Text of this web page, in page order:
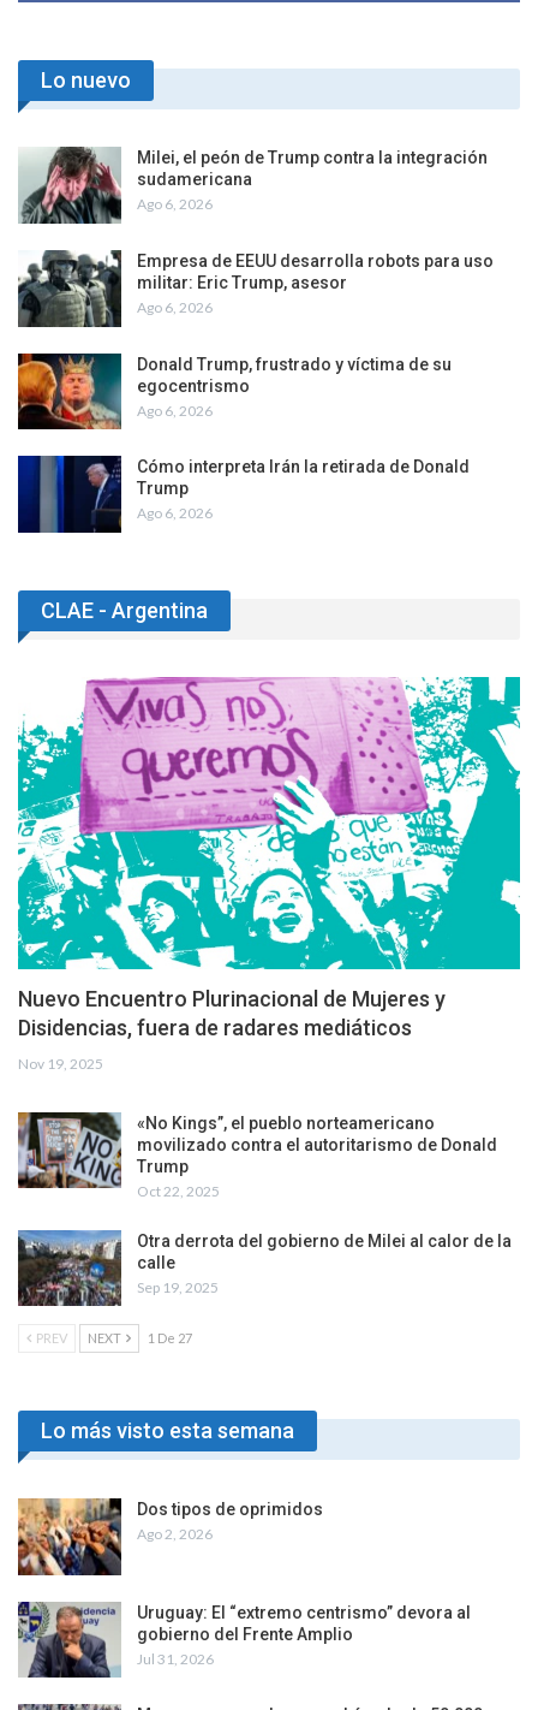
Lo nuevo
Milei, el peón de Trump contra la integración
sudamericana
Ago 6, 2026
Empresa de EEUU desarrolla robots para uso
militar: Eric Trump, asesor
Ago 6, 2026
Donald Trump, frustrado y víctima de su
egocentrismo
Ago 6, 2026
Cómo interpreta Irán la retirada de Donald
Trump
Ago 6, 2026
CLAE - Argentina
Nuevo Encuentro Plurinacional de Mujeres y
Disidencias, fuera de radares mediáticos
Nov 19, 2025
«No Kings”, el pueblo norteamericano
movilizado contra el autoritarismo de Donald
Trump
Oct 22, 2025
Otra derrota del gobierno de Milei al calor de la
calle
Sep 19, 2025
PREV NEXT 1 De 27
Lo más visto esta semana
Dos tipos de oprimidos
Ago 2, 2026
Uruguay: El “extremo centrismo” devora al
gobierno del Frente Amplio
Jul 31, 2026